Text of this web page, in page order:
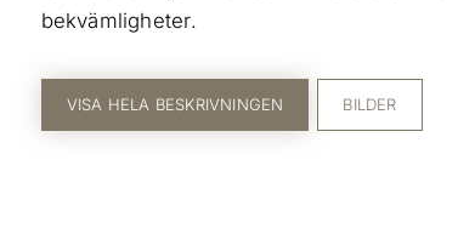
bekvämligheter.
VISA HELA BESKRIVNINGEN BILDER